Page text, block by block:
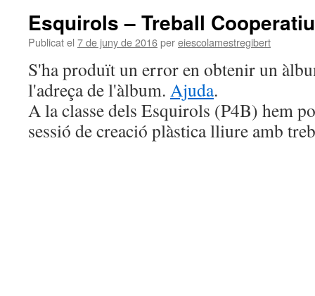
Esquirols – Treball Cooperatiu
Publicat el 7 de juny de 2016pereiescolamestregibert
S'ha produït un error en obtenir un
l'adreça de l'àlbum. Ajuda.
A la classe dels Esquirols (P4B) hem
sessió de creació plàstica lliure amb